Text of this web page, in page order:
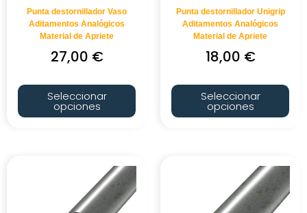
Punta destornillador Vaso
Aditamentos Analógicos
Material de Apriete
27,00 €
Seleccionar
opciones
Punta destornillador Unigrip
Aditamentos Analógicos
Material de Apriete
18,00 €
Seleccionar
opciones